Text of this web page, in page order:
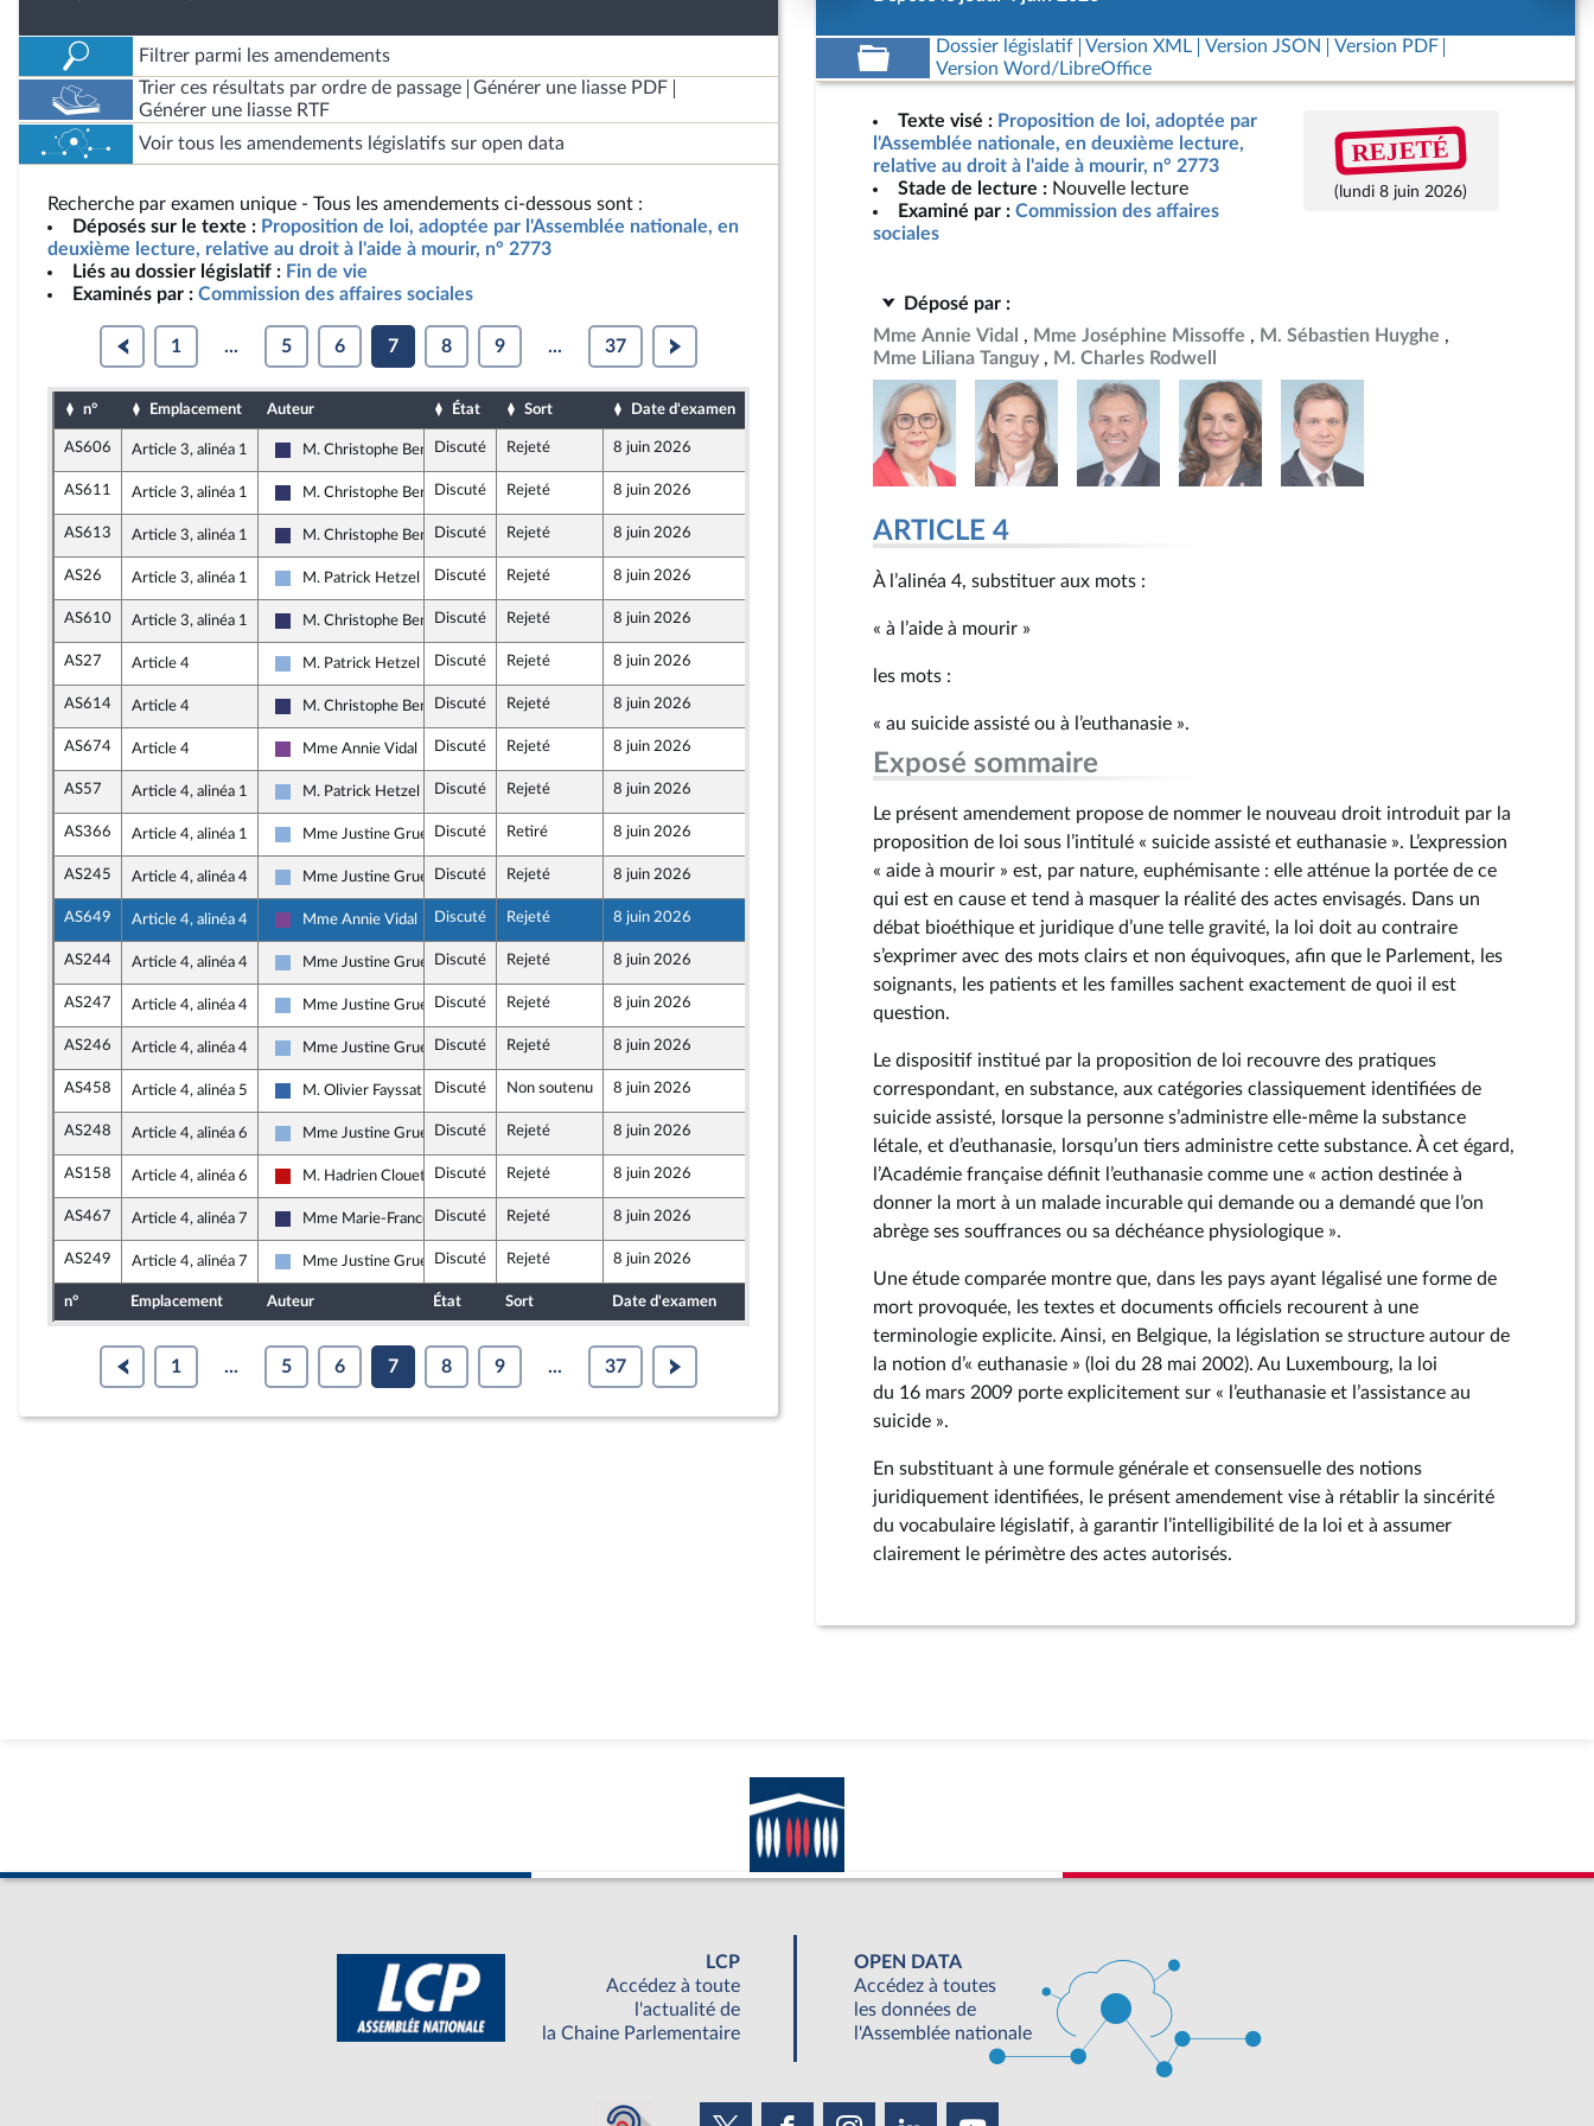
Filtrer parmi les amendements
Trier ces résultats par ordre de passage
Générer une liasse PDF
Générer une liasse RTF
Voir tous les amendements législatifs sur open data
Recherche par examen unique - Tous les amendements ci-dessous sont :
Déposés sur le texte : Proposition de loi, adoptée par l'Assemblée nationale, en
deuxième lecture, relative au droit à l'aide à mourir, n° 2773
Liés au dossier législatif : Fin de vie
Examinés par : Commission des affaires sociales
1 ... 5 6 7 8 9 ... 37
n° Emplacement Auteur État Sort Date d'examen
AS606 Article 3, alinéa 1
Rassemblement National
M. Christophe BentzDiscuté Rejeté 8 juin 2026
AS611 Article 3, alinéa 1
Rassemblement National
M. Christophe BentzDiscuté Rejeté 8 juin 2026
AS613 Article 3, alinéa 1
Rassemblement National
M. Christophe BentzDiscuté Rejeté 8 juin 2026
AS26 Article 3, alinéa 1
Droite Républicaine
M. Patrick Hetzel Discuté Rejeté 8 juin 2026
AS610 Article 3, alinéa 1
Rassemblement National
M. Christophe BentzDiscuté Rejeté 8 juin 2026
AS27 Article 4
Droite Républicaine
M. Patrick Hetzel Discuté Rejeté 8 juin 2026
AS614 Article 4
Rassemblement National
M. Christophe BentzDiscuté Rejeté 8 juin 2026
AS674 Article 4
Ensemble pour la République
Mme Annie Vidal Discuté Rejeté 8 juin 2026
AS57 Article 4, alinéa 1
Droite Républicaine
M. Patrick Hetzel Discuté Rejeté 8 juin 2026
AS366 Article 4, alinéa 1
Droite Républicaine
Mme Justine Gruet Discuté Retiré 8 juin 2026
AS245 Article 4, alinéa 4
Droite Républicaine
Mme Justine Gruet Discuté Rejeté 8 juin 2026
AS649 Article 4, alinéa 4
Ensemble pour la République
Mme Annie Vidal Discuté Rejeté 8 juin 2026
AS244 Article 4, alinéa 4
Droite Républicaine
Mme Justine Gruet Discuté Rejeté 8 juin 2026
AS247 Article 4, alinéa 4
Droite Républicaine
Mme Justine Gruet Discuté Rejeté 8 juin 2026
AS246 Article 4, alinéa 4
Droite Républicaine
Mme Justine Gruet Discuté Rejeté 8 juin 2026
AS458 Article 4, alinéa 5
Union des droites pour la République
M. Olivier Fayssat Discuté Non soutenu 8 juin 2026
AS248 Article 4, alinéa 6
Droite Républicaine
Mme Justine Gruet Discuté Rejeté 8 juin 2026
AS158 Article 4, alinéa 6
La France insoumise - Nouveau Front Populaire
M. Hadrien Clouet Discuté Rejeté 8 juin 2026
AS467 Article 4, alinéa 7
Rassemblement National
Mme Marie-France Lorho
Discuté Rejeté 8 juin 2026
AS249 Article 4, alinéa 7
Droite Républicaine
Mme Justine Gruet Discuté Rejeté 8 juin 2026
n° Emplacement Auteur État Sort Date d'examen
1 ... 5 6 7 8 9 ... 37
Dossier législatif Version XML Version JSON
Version PDF
Version Word/LibreOffice
Texte visé : Proposition de loi, adoptée par
l'Assemblée nationale, en deuxième lecture,
relative au droit à l'aide à mourir, n° 2773
Stade de lecture : Nouvelle lecture
Examiné par : Commission des affaires
sociales
REJETÉ
(lundi 8 juin 2026)
Déposé par :
Mme Annie Vidal
Mme Joséphine Missoffe
M. Sébastien Huyghe
Mme Liliana Tanguy
M. Charles Rodwell
ARTICLE 4
À l’alinéa 4, substituer aux mots :
« à l’aide à mourir »
les mots :
« au suicide assisté ou à l’euthanasie ».
Exposé sommaire
Le présent amendement propose de nommer le nouveau droit introduit par la
proposition de loi sous l’intitulé « suicide assisté et euthanasie ». L’expression
« aide à mourir » est, par nature, euphémisante : elle atténue la portée de ce
qui est en cause et tend à masquer la réalité des actes envisagés. Dans un
débat bioéthique et juridique d’une telle gravité, la loi doit au contraire
s’exprimer avec des mots clairs et non équivoques, afin que le Parlement, les
soignants, les patients et les familles sachent exactement de quoi il est
question.
Le dispositif institué par la proposition de loi recouvre des pratiques
correspondant, en substance, aux catégories classiquement identifiées de
suicide assisté, lorsque la personne s’administre elle-même la substance
létale, et d’euthanasie, lorsqu’un tiers administre cette substance. À cet égard,
l’Académie française définit l’euthanasie comme une « action destinée à
donner la mort à un malade incurable qui demande ou a demandé que l’on
abrège ses souffrances ou sa déchéance physiologique ».
Une étude comparée montre que, dans les pays ayant légalisé une forme de
mort provoquée, les textes et documents officiels recourent à une
terminologie explicite. Ainsi, en Belgique, la législation se structure autour de
la notion d’« euthanasie » (loi du 28 mai 2002). Au Luxembourg, la loi
du 16 mars 2009 porte explicitement sur « l’euthanasie et l’assistance au
suicide ».
En substituant à une formule générale et consensuelle des notions
juridiquement identifiées, le présent amendement vise à rétablir la sincérité
du vocabulaire législatif, à garantir l’intelligibilité de la loi et à assumer
clairement le périmètre des actes autorisés.
LCP
Accédez à toute
l'actualité de
la Chaine Parlementaire
OPEN DATA
Accédez à toutes
les données de
l'Assemblée nationale